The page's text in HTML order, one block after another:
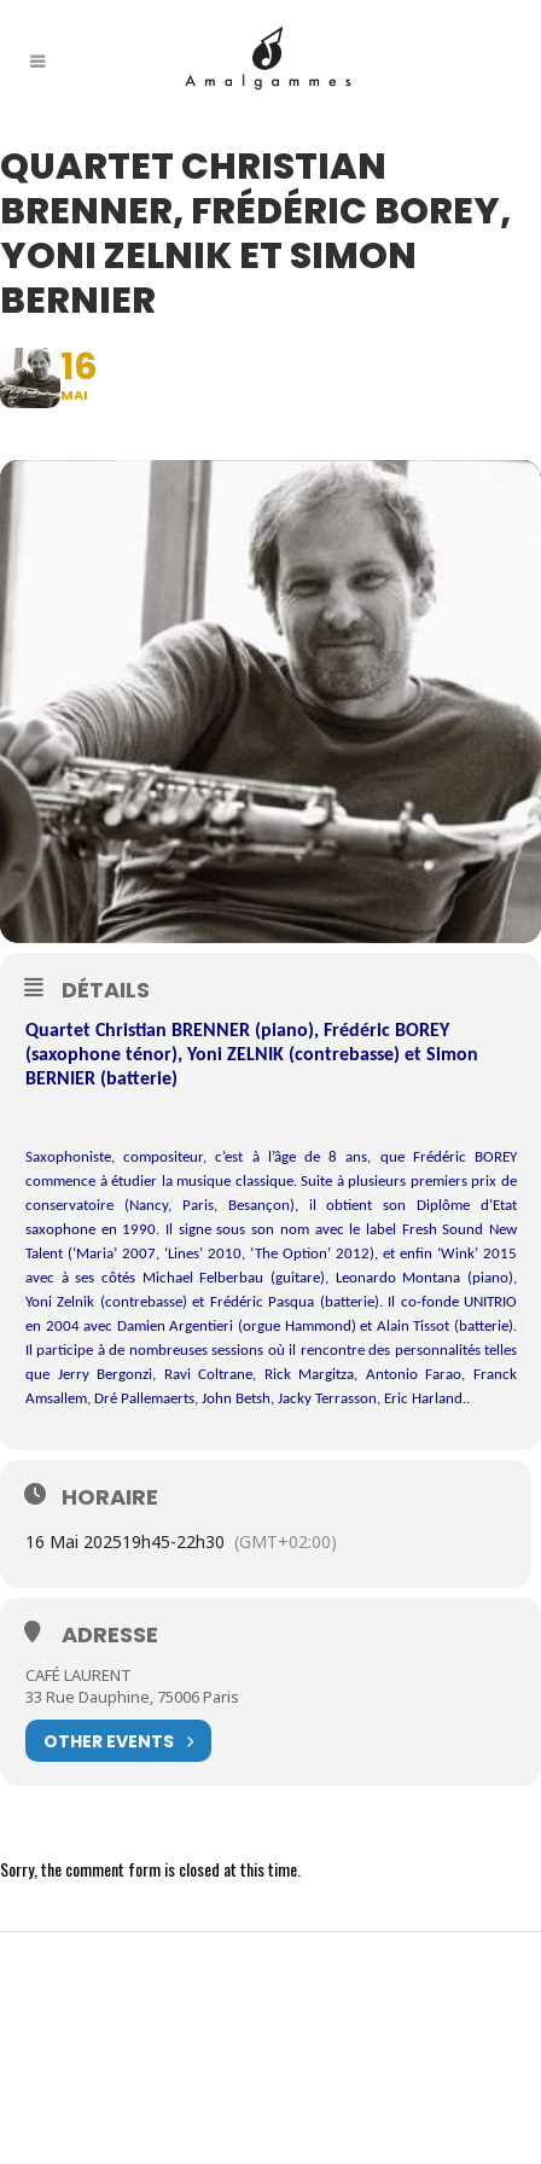
QUARTET CHRISTIAN
BRENNER, FRÉDÉRIC BOREY,
YONI ZELNIK ET SIMON
BERNIER
16
MAI
DÉTAILS
Quartet Christian BRENNER (piano), Frédéric BOREY
(saxophone ténor), Yoni ZELNIK (contrebasse) et Simon
BERNIER (batterie)
Saxophoniste, compositeur, c’est à l’âge de 8 ans, que Frédéric BOREY
commence à étudier la musique classique. Suite à plusieurs premiers prix de
conservatoire (Nancy, Paris, Besançon), il obtient son Diplôme d’Etat
saxophone en 1990. Il signe sous son nom avec le label Fresh Sound New
Talent (‘Maria’ 2007, ‘Lines’ 2010, ‘The Option’ 2012), et enfin ‘Wink’ 2015
avec à ses côtés Michael Felberbau (guitare), Leonardo Montana (piano),
Yoni Zelnik (contrebasse) et Frédéric Pasqua (batterie). Il co-fonde UNITRIO
en 2004 avec Damien Argentieri (orgue Hammond) et Alain Tissot (batterie).
Il participe à de nombreuses sessions où il rencontre des personnalités telles
que Jerry Bergonzi, Ravi Coltrane, Rick Margitza, Antonio Farao, Franck
Amsallem, Dré Pallemaerts, John Betsh, Jacky Terrasson, Eric Harland..
HORAIRE
16 Mai 202519h45-22h30 (GMT+02:00)
ADRESSE
CAFÉ LAURENT
33 Rue Dauphine, 75006 Paris
OTHER EVENTS
Sorry, the comment form is closed at this time.